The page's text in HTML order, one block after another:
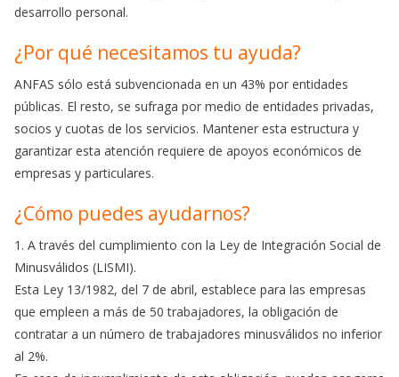
desarrollo personal.
¿Por qué necesitamos tu ayuda?
ANFAS sólo está subvencionada en un 43% por entidades
públicas. El resto, se sufraga por medio de entidades privadas,
socios y cuotas de los servicios. Mantener esta estructura y
garantizar esta atención requiere de apoyos económicos de
empresas y particulares.
¿Cómo puedes ayudarnos?
1. A través del cumplimiento con la Ley de Integración Social de
Minusválidos (LISMI).
Esta Ley 13/1982, del 7 de abril, establece para las empresas
que empleen a más de 50 trabajadores, la obligación de
contratar a un número de trabajadores minusválidos no inferior
al 2%.